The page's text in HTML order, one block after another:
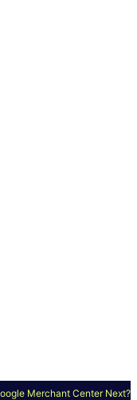
Merchant Center Next?